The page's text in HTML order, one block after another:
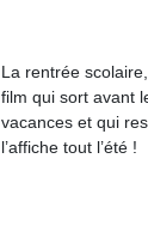
La rentrée
film qui sort avant
vacances et qui
l’affiche tout l’été !